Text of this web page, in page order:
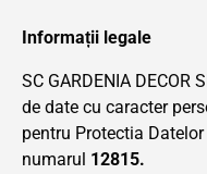
Informații legale
SC GARDENIA DECOR
de date cu caracter
pentru Protectia
numarul 12815.